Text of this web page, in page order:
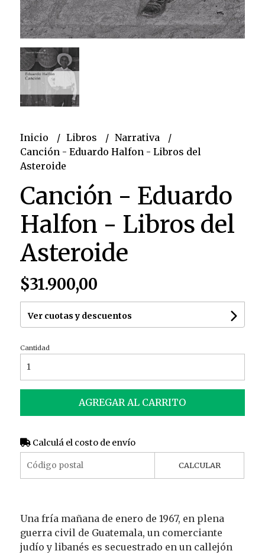
Inicio Libros
Narrativa
Canción - Eduardo Halfon - Libros del
Asteroide
Canción - Eduardo
Halfon - Libros del
Asteroide
$31.900,00
Ver cuotas y descuentos
Cantidad
AGREGAR AL CARRITO
Calculá el costo de envío
CALCULAR
Una fría mañana de enero de 1967, en plena
guerra civil de Guatemala, un comerciante
judío y libanés es secuestrado en un callejón